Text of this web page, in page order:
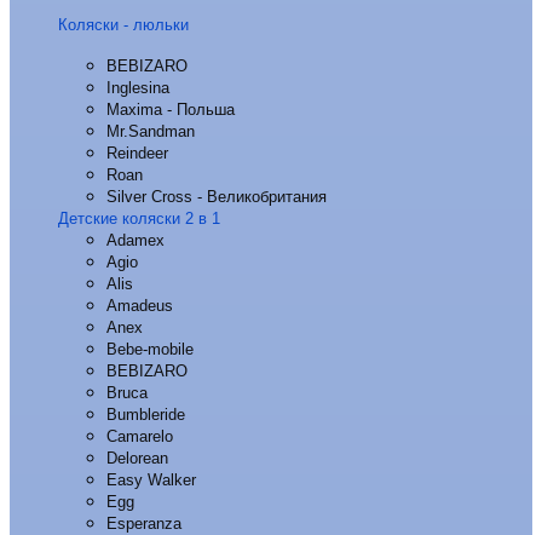
Коляски - люльки
BEBIZARO
Inglesina
Maxima - Польша
Mr.Sandman
Reindeer
Roan
Silver Cross - Великобритания
Детские коляски 2 в 1
Adamex
Agio
Alis
Amadeus
Anex
Bebe-mobile
BEBIZARO
Bruca
Bumbleride
Camarelo
Delorean
Easy Walker
Egg
Esperanza